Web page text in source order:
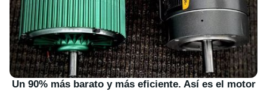
Un 90% más barato y más eficiente. Así es el motor